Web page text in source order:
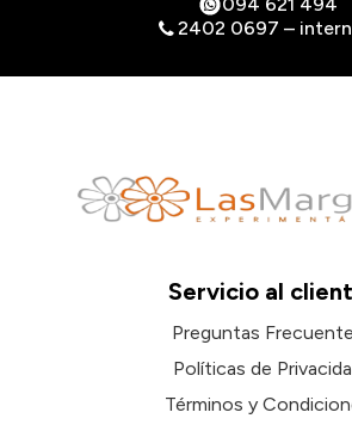
2402 0697 –
Servicio al
Preguntas
Políticas de
Términos y